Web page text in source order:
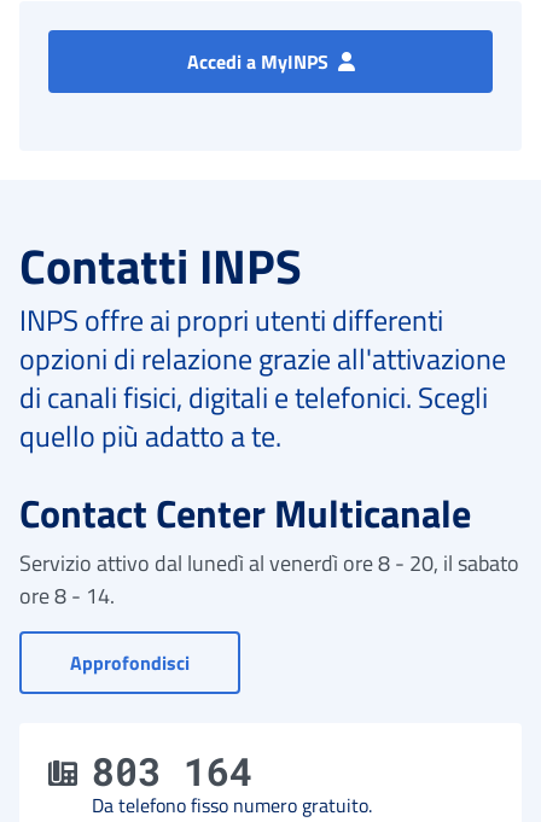
Accedi a MyINPS
Contatti INPS
INPS offre ai propri utenti differenti
opzioni di relazione grazie all'attivazione
di canali fisici, digitali e telefonici. Scegli
quello più adatto a te.
Contact Center Multicanale
Servizio attivo dal lunedì al venerdì ore 8 - 20, il sabato
ore 8 - 14.
Approfondisci- Vai a Contact Center
803 164
Da telefono fisso numero gratuito.